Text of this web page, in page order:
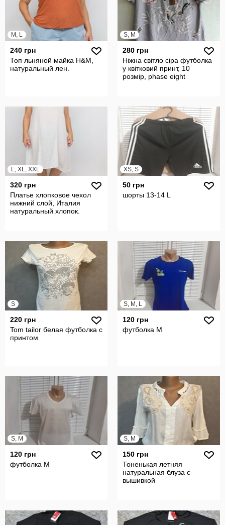
M, L
240 грн
Топ льняной майка H&M,
натуральный лен.
S, M
280 грн
Ніжна світло сіра футболка
у квітковий принт, 10
розмір, phase eight
L, XL, XXL
320 грн
Платье хлопковое чехол
нижний слой, Италия
натуральный хлопок.
XS, S
50 грн
шорты 13-14 L
S
220 грн
Tom tailor белая футболка с
принтом
S, M, L
120 грн
футболка М
S, M
120 грн
футболка М
S, M
150 грн
Тоненькая летняя
натуральная блуза с
вышивкой